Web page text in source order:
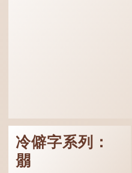
冷僻字系列：
朤